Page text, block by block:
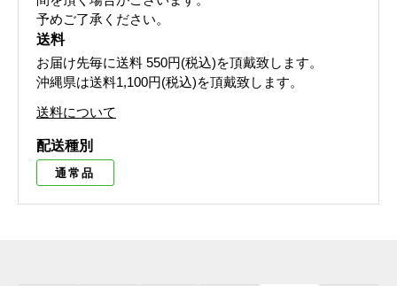
予めご了承ください。
送料
お届け先毎に送料 550円(税込)を頂戴致します。
沖縄県は送料1,100円(税込)を頂戴致します。
送料について
配送種別
通常品